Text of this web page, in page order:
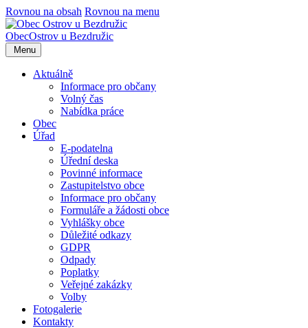
Rovnou na obsah Rovnou na menu
ObecOstrov u Bezdružic
Menu
Aktuálně
Informace pro občany
Volný čas
Nabídka práce
Obec
Úřad
E-podatelna
Úřední deska
Povinné informace
Zastupitelstvo obce
Informace pro občany
Formuláře a žádosti obce
Vyhlášky obce
Důležité odkazy
GDPR
Odpady
Poplatky
Veřejné zakázky
Volby
Fotogalerie
Kontakty